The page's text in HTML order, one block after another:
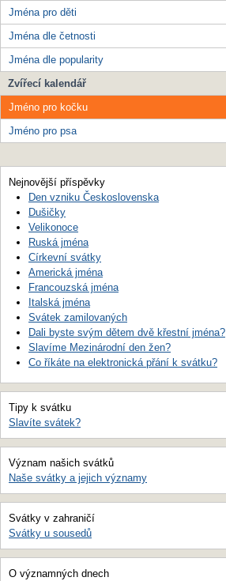
Jména pro děti
Jména dle četnosti
Jména dle popularity
Zvířecí kalendář
Jméno pro kočku
Jméno pro psa
Nejnovější příspěvky
Den vzniku Československa
Dušičky
Velikonoce
Ruská jména
Církevní svátky
Americká jména
Francouzská jména
Italská jména
Svátek zamilovaných
Dali byste svým dětem dvě křestní jména?
Slavíme Mezinárodní den žen?
Co říkáte na elektronická přání k svátku?
Tipy k svátku
Slavíte svátek?
Význam našich svátků
Naše svátky a jejich významy
Svátky v zahraničí
Svátky u sousedů
O významných dnech